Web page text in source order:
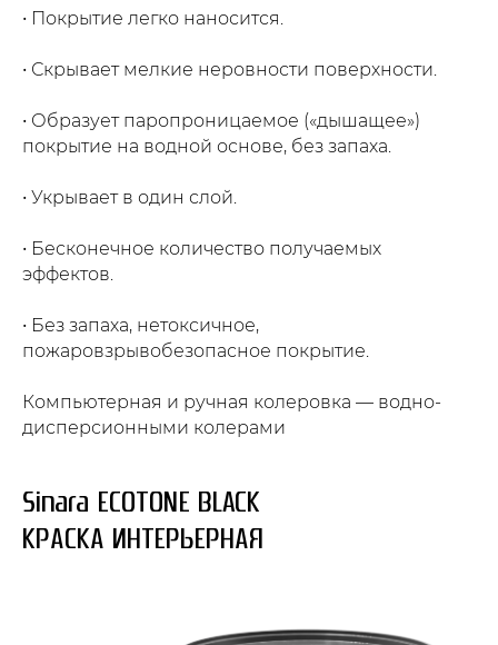
• Покрытие легко наносится.
• Скрывает мелкие неровности поверхности.
• Образует паропроницаемое («дышащее»)
покрытие на водной основе, без запаха.
• Укрывает в один слой.
• Бесконечное количество получаемых
эффектов.
• Без запаха, нетоксичное,
пожаровзрывобезопасное покрытие.
Компьютерная и ручная колеровка — водно-
дисперсионными колерами
Sinara ECOTONE BLACK
КРАСКА ИНТЕРЬЕРНАЯ